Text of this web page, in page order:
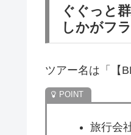
ぐぐっと
しかがフ
ツアー名は「【
旅行会